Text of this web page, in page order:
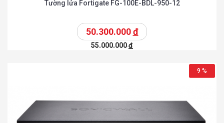
Tường lửa Fortigate FG-100E-BDL-950-12
50.300.000đ
55.000.000đ
9 %